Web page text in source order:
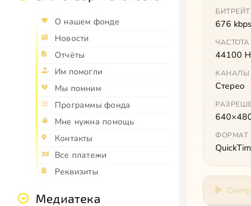
О нашем фонде
Новости
Отчёты
Им помогли
Мы помним
Программы фонда
Мне нужна помощь
Контакты
Все платежи
Реквизиты
Медиатека
БИТРЕЙТ
676 kbps
44100
КАНАЛЫ
Стерео
ФОРМАТ